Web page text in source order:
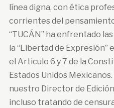
línea digna, con ética
corrientes del
“TUCÁN” ha enfrentado
la “Libertad de Expresión”
el Articulo 6 y 7 de la
Estados Unidos
nuestro Director de Edición
incluso tratando de